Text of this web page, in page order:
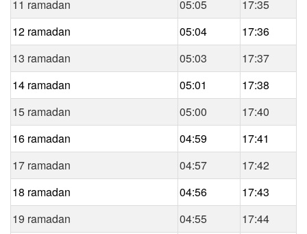
11 ramadan 05:05
17:35
12 ramadan
05:04
17:36
13 ramadan
05:03
17:37
14 ramadan
05:01
17:38
15 ramadan
05:00
17:40
16 ramadan
04:59
17:41
17 ramadan
04:57
17:42
18 ramadan
04:56
17:43
19 ramadan
04:55
17:44